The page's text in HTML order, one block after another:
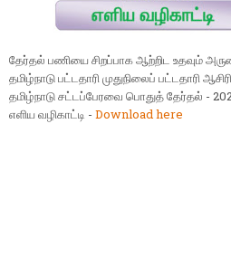
தேர்தல் பணியை சிறப்பாக ஆற்றிட உதவும்
தமிழ்நாடு பட்டதாரி முதுநிலைப் பட்டதாரி
தமிழ்நாடு சட்டப்பேரவை பொதுத் தேர்தல் -
எளிய வழிகாட்டி - Download here